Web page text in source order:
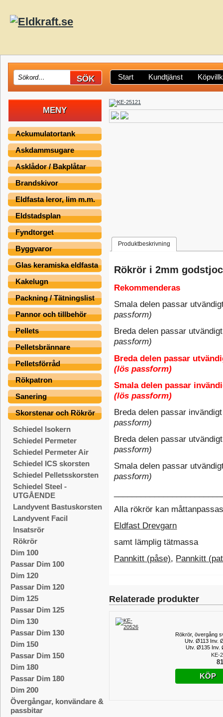
Start Kundtjänst
MENY
Ackumulatortank
Askdammsugare
Asklådor / Bakplåtar
Brandskivor
Eldfasta leror, lim m.m.
Eldstadsplan
Fyndtorget
Byggvaror
Glas keramiska eldfasta
Kakelugn
Packning / Tätningslist
Pannor och tillbehör
Pellets
Pelletsbrännare
Pelletsförråd
Rökpatron
Sanering
Skorstenar och Rökrör
Schiedel Isokern
Schiedel Permeter
Schiedel Permeter Air
Schiedel ICS skorsten
Schiedel Pelletsskorsten
Schiedel Steel -
UTGÅENDE
Landyvent Bastuskorsten
Landyvent Facil
Insatsrör
Rökrör
Dim 100
Passar Dim 100
Dim 120
Passar Dim 120
Dim 125
Passar Dim 125
Dim 130
Passar Dim 130
Dim 150
Passar Dim 150
Dim 180
Passar Dim 180
Dim 200
Övergångar, konvändare &
passbitar
Produktbeskrivning
Rökrör i 2mm
Rekommenderas
Smala delen passar
passform)
Breda delen passar
passform)
Breda delen passar
(lös passform)
Smala delen passar
(lös passform)
Breda delen passar
passform)
Breda delen passar
passform)
Smala delen passar
passform)
Alla rökrör kan
Eldfast Drevgarn
samt lämplig tätmassa
Pannkitt (påse), Pannkitt
Relaterade produkter
Rökrör, övergång
Utv. Ø113 Inv.
Utv. Ø135 Inv.
KE-
KÖP